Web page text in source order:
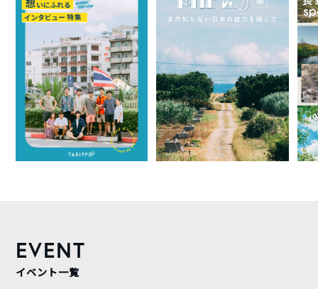
EVENT
イベント一覧